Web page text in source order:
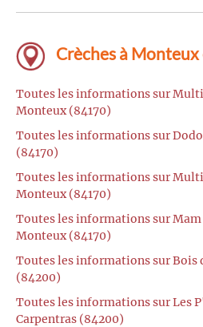
Crèches à
Toutes les informations sur
Monteux (84170)
Toutes les informations sur
(84170)
Toutes les informations sur
Monteux (84170)
Toutes les informations sur
Monteux (84170)
Toutes les informations sur Bois
(84200)
Toutes les informations sur Les
Carpentras (84200)